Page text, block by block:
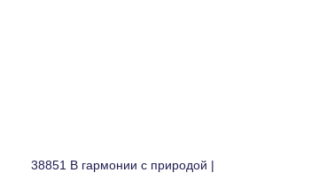
38851 В гармонии с природой |